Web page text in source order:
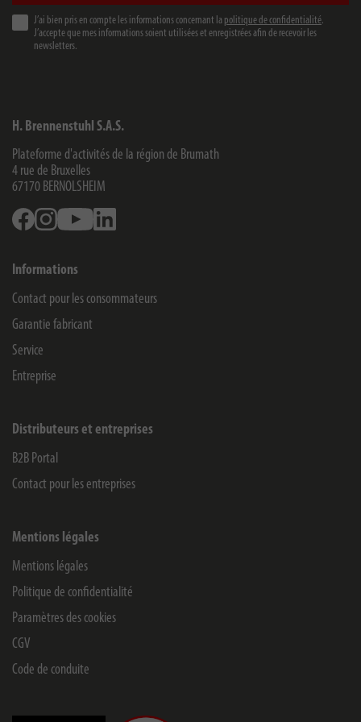
J’ai bien pris en compte les informations concernant la politique de confidentialité.
J’accepte que mes informations soient utilisées et enregistrées afin de recevoir les
newsletters.
H. Brennenstuhl S.A.S.
Plateforme d'activités de la région de Brumath
4 rue de Bruxelles
67170 BERNOLSHEIM
FacebookInstagramYoutube
Informations
Contact pour les consommateurs
Garantie fabricant
Service
Entreprise
Distributeurs et entreprises
B2B Portal
Contact pour les entreprises
Mentions légales
Mentions légales
Politique de confidentialité
Paramètres des cookies
CGV
Code de conduite